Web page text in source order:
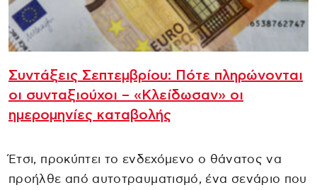
Συντάξεις Σεπτεμβρίου: Πότε πληρώνονται
οι συνταξιούχοι – «Κλείδωσαν» οι
ημερομηνίες καταβολής
Έτσι, προκύπτει το ενδεχόμενο ο θάνατος να
προήλθε από αυτοτραυματισμό, ένα σενάριο που